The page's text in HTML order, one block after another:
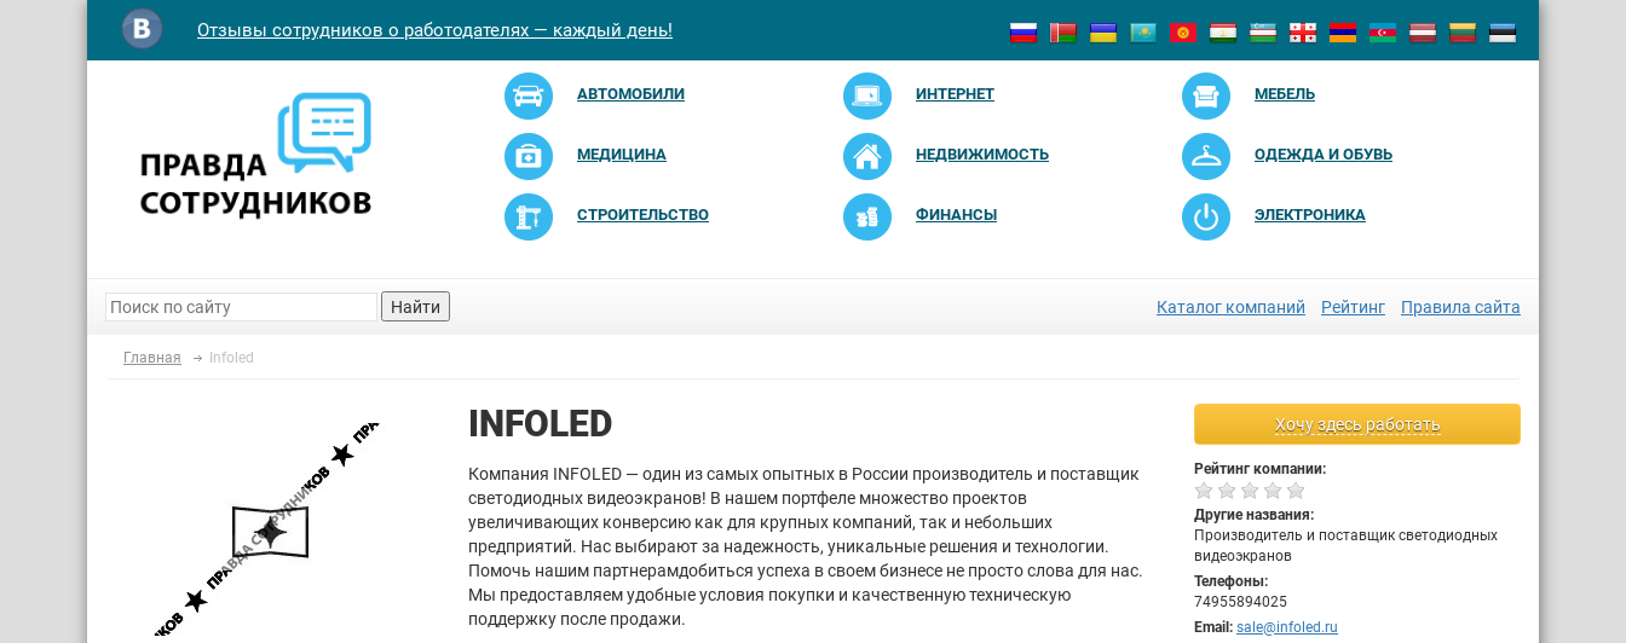
Отзывы сотрудников о работодателях — каждый день!
АВТОМОБИЛИ ИНТЕРНЕТ МЕБЕЛЬ
МЕДИЦИНА НЕДВИЖИМОСТЬ ОДЕЖДА И ОБУВЬ
СТРОИТЕЛЬСТВО ФИНАНСЫ ЭЛЕКТРОНИКА
Найти Каталог компаний Рейтинг Правила сайта
Главная Infoled
Хочу здесь работать
Рейтинг компании:
Другие названия:
Производитель и поставщик светодиодных
видеоэкранов
Телефоны:
74955894025
Email: sale@infoled.ru
INFOLED
Компания INFOLED — один из самых опытных в России производитель и поставщик
светодиодных видеоэкранов! В нашем портфеле множество проектов
увеличивающих конверсию как для крупных компаний, так и небольших
предприятий. Нас выбирают за надежность, уникальные решения и технологии.
Помочь нашим партнерамдобиться успеха в своем бизнесе не просто слова для нас.
Мы предоставляем удобные условия покупки и качественную техническую
поддержку после продажи.